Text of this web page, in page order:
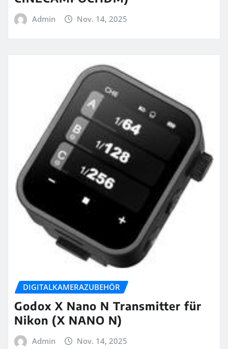
Admin Nov. 14, 2025
DIGITALKAMERAZUBEHÖR
Godox X Nano N Transmitter für
Nikon (X NANO N)
Admin Nov. 14, 2025